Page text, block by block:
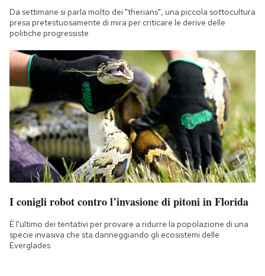
Da settimane si parla molto dei "therians", una piccola sottocultura
presa pretestuosamente di mira per criticare le derive delle
politiche progressiste
I conigli robot contro l’invasione di pitoni in Florida
È l'ultimo dei tentativi per provare a ridurre la popolazione di una
specie invasiva che sta danneggiando gli ecosistemi delle
Everglades